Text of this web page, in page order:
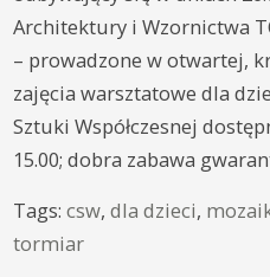
Architektury i Wzornictwa
– prowadzone w otwartej,
zajęcia warsztatowe dla
Sztuki Współczesnej
15.00; dobra zabawa
Tags:csw,dla dzieci,
tormiar